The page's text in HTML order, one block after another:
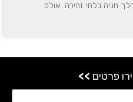
חניה בלתי זהירה. אולם
פרטים >>